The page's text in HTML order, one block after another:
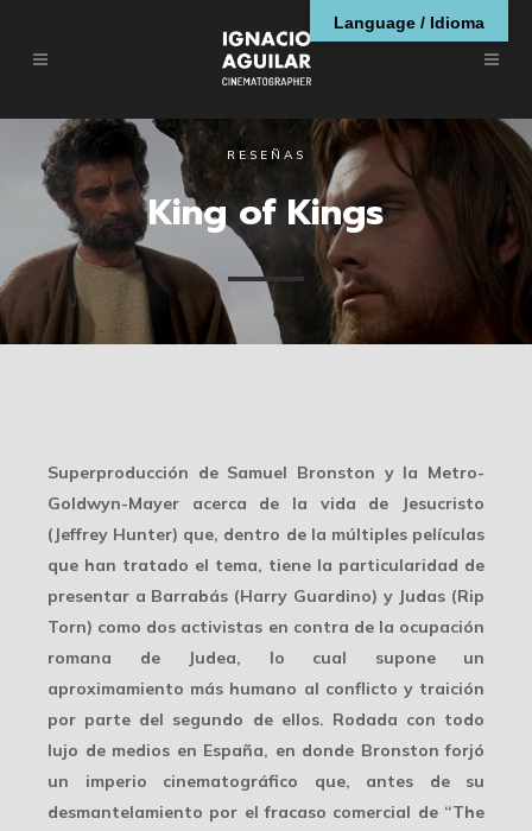
RESEÑAS
King of Kings
Superproducción de Samuel Bronston y la Metro-
Goldwyn-Mayer acerca de la vida de Jesucristo
(Jeffrey Hunter) que, dentro de la múltiples películas
que han tratado el tema, tiene la particularidad de
presentar a Barrabás (Harry Guardino) y Judas (Rip
Torn) como dos activistas en contra de la ocupación
romana de Judea, lo cual supone un
aproximamiento más humano al conflicto y traición
por parte del segundo de ellos. Rodada con todo
lujo de medios en España, en donde Bronston forjó
un imperio cinematográfico que, antes de su
desmantelamiento por el fracaso comercial de “The
Language / Idioma